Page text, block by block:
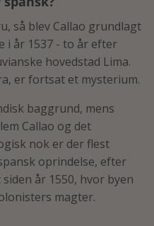
så blev Callao grundlagt
i år 1537 - to år efter
hovedstad Lima.
er fortsat et mysterium.
baggrund, mens
Callao og det
nok er der flest
oprindelse, efter
år 1550, hvor byen
magter.